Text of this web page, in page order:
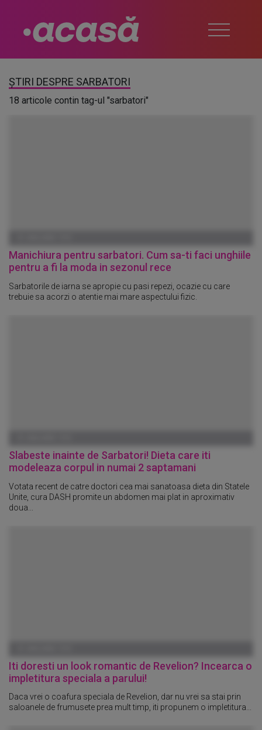
ȘTIRI DESPRE SARBATORI
18 articole contin tag-ul "sarbatori"
Manichiura pentru sarbatori. Cum sa-ti faci unghiile
pentru a fi la moda in sezonul rece
Sarbatorile de iarna se apropie cu pasi repezi, ocazie cu care
trebuie sa acorzi o atentie mai mare aspectului fizic.
Slabeste inainte de Sarbatori! Dieta care iti
modeleaza corpul in numai 2 saptamani
Votata recent de catre doctori cea mai sanatoasa dieta din Statele
Unite, cura DASH promite un abdomen mai plat in aproximativ
doua...
Iti doresti un look romantic de Revelion? Incearca o
impletitura speciala a parului!
Daca vrei o coafura speciala de Revelion, dar nu vrei sa stai prin
saloanele de frumusete prea mult timp, iti propunem o impletitura...